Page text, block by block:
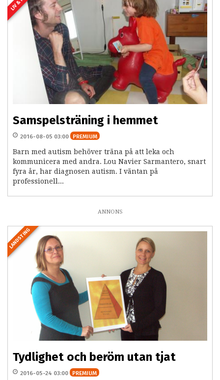
Samspelsträning i hemmet
2016-08-05 03:00 PREMIUM
Barn med autism behöver träna på att leka och
kommunicera med andra. Lou Navier Sarmantero, snart
fyra år, har diagnosen autism. I väntan på
professionell...
ANNONS
LANDSTING
Tydlighet och beröm utan tjat
2016-05-24 03:00 PREMIUM